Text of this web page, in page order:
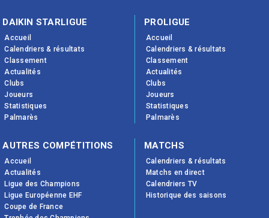
DAIKIN STARLIGUE
Accueil
Calendriers & résultats
Classement
Actualités
Clubs
Joueurs
Statistiques
Palmarès
PROLIGUE
Accueil
Calendriers & résultats
Classement
Actualités
Clubs
Joueurs
Statistiques
Palmarès
AUTRES COMPÉTITIONS
Accueil
Actualités
Ligue des Champions
Ligue Européenne EHF
Coupe de France
MATCHS
Calendriers & résultats
Matchs en direct
Calendriers TV
Historique des saisons